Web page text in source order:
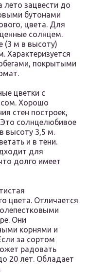
лето зацвести до
бутонами
цвета. Для
солнцем.
(3 м в высоту)
Характеризуется
покрытыми
цветки с
Хорошо
стен построек,
солнцелюбивое
высоту 3,5 м.
и в тени.
для
долго имеет
цвета. Отличается
Они
корнями и
за сортом
радовать
20 лет. Обладает